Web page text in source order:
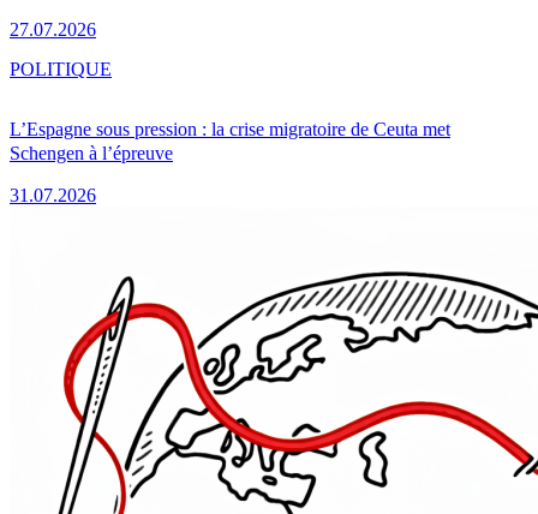
27.07.2026
L’Espagne sous pression : la crise migratoire de Ceuta met
Schengen à l’épreuve
31.07.2026
POLITIQUE